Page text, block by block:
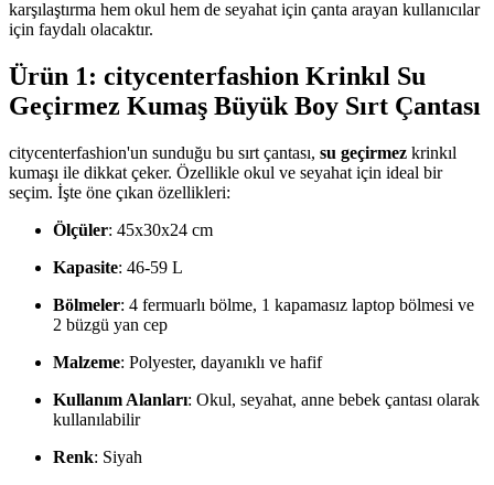
karşılaştırma hem okul hem de seyahat için çanta arayan kullanıcılar
için faydalı olacaktır.
Ürün 1: citycenterfashion Krinkıl Su
Geçirmez Kumaş Büyük Boy Sırt Çantası
citycenterfashion'un sunduğu bu sırt çantası, su geçirmez krinkıl
kumaşı ile dikkat çeker. Özellikle okul ve seyahat için ideal bir
seçim. İşte öne çıkan özellikleri:
Ölçüler: 45x30x24 cm
Kapasite: 46-59 L
Bölmeler: 4 fermuarlı bölme, 1 kapamasız laptop bölmesi ve
2 büzgü yan cep
Malzeme: Polyester, dayanıklı ve hafif
Kullanım Alanları: Okul, seyahat, anne bebek çantası olarak
kullanılabilir
Renk: Siyah